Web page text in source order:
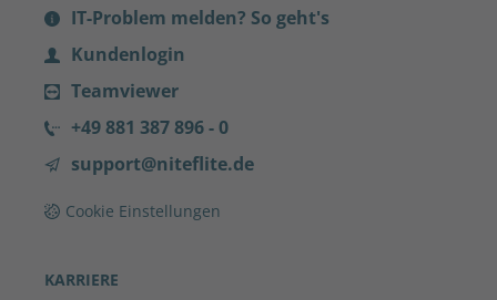
IT-Problem melden? So geht's
Kundenlogin
Teamviewer
+49 881 387 896 - 0
support@niteflite.de
Cookie Einstellungen
KARRIERE